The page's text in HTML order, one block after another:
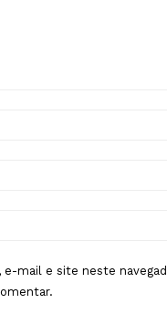
mail e site neste